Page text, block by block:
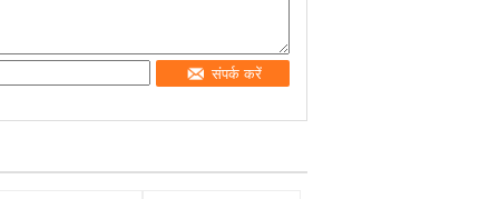
संपर्क करें